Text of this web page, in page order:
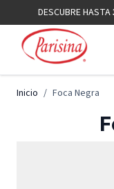
Ir al contenidoDESCUBRE HASTA
Inicio / Foca Negra